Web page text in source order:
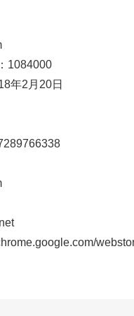
1084000
年2月20日